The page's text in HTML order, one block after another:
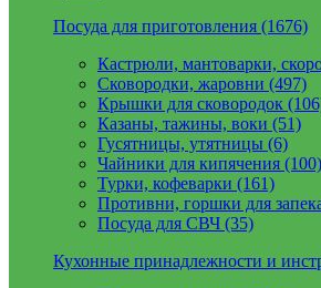
Посуда для приготовления (1676)
Кастрюли, мантоварки,
Сковородки, жаровни (497)
Крышки для сковородок
Казаны, тажины, воки (51)
Гусятницы, утятницы (6)
Чайники для кипячения (100)
Турки, кофеварки (161)
Противни, горшки для
Посуда для СВЧ (35)
Кухонные принадлежности и